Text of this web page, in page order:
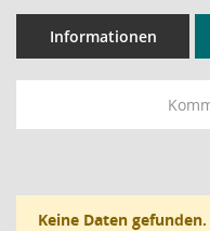
Informationen
Keine Daten gefunden.